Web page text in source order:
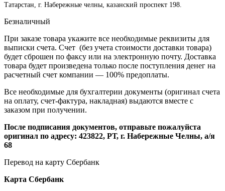
Татарстан, г. Набережные челны, казанский проспект 198.
Безналичный
При заказе товара укажите все необходимые реквизиты для
выписки счета. Счет (без учета стоимости доставки товара)
будет сброшен по факсу или на электронную почту. Доставка
товара будет произведена только после поступления денег на
расчетный счет компании — 100% предоплаты.
Все необходимые для бухгалтерии документы (оригинал счета
на оплату, счет-фактура, накладная) выдаются вместе с
заказом при получении.
После подписания документов, отправьте пожалуйста
оригинал по адресу: 423822, РТ, г. Набережные Челны, а/я
68
Перевод на карту Сбербанк
Карта Сбербанк